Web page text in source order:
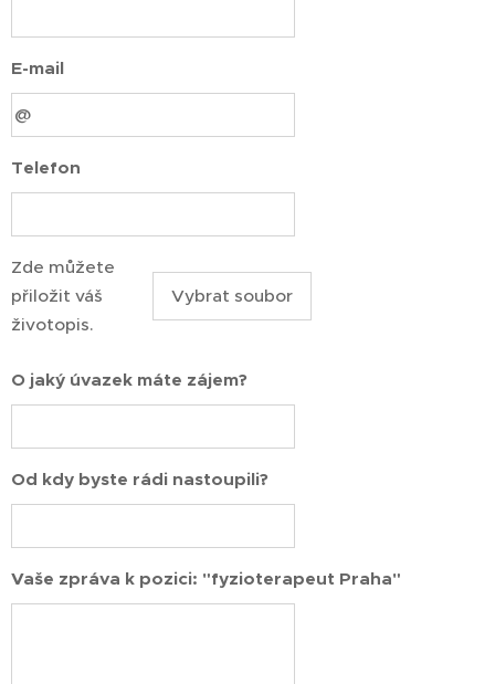
E-mail
Telefon
Zde můžete
přiložit váš
životopis.
Vybrat soubor
O jaký úvazek máte zájem?
Od kdy byste rádi nastoupili?
Vaše zpráva k pozici: "fyzioterapeut Praha"